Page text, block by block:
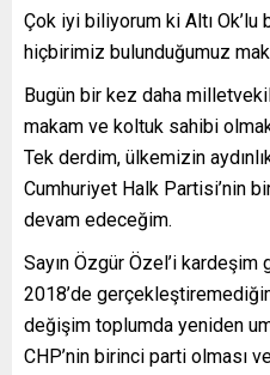
Çok iyi biliyorum ki Altı Ok’lu
hiçbirimiz bulunduğumuz
Bugün bir kez daha
makam ve koltuk sahibi
Tek derdim, ülkemizin
Cumhuriyet Halk Partisi’nin
devam edeceğim.
Sayın Özgür Özel’i
2018’de
değişim toplumda yeniden
CHP’nin birinci parti olması